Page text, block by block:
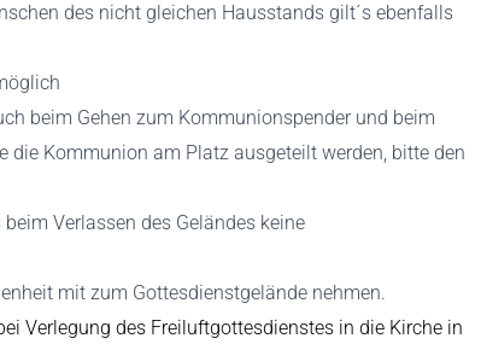
des nicht gleichen Hausstands gilt´s ebenfalls
beim Gehen zum Kommunionspender und beim
die Kommunion am Platz ausgeteilt werden, bitte den
Verlassen des Geländes keine
mit zum Gottesdienstgelände nehmen.
Verlegung des Freiluftgottesdienstes in die Kirche in